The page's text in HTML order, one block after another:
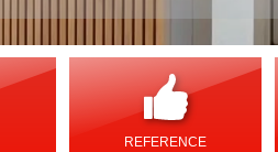
REFERENCE